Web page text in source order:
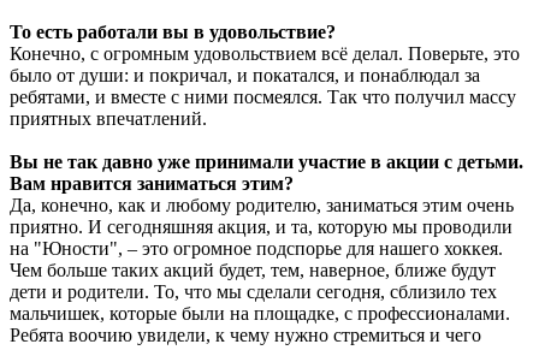
То есть работали вы в удовольствие?
Конечно, с огромным удовольствием всё делал. Поверьте, это
было от души: и покричал, и покатался, и понаблюдал за
ребятами, и вместе с ними посмеялся. Так что получил массу
приятных впечатлений.
Вы не так давно уже принимали участие в акции с детьми.
Вам нравится заниматься этим?
Да, конечно, как и любому родителю, заниматься этим очень
приятно. И сегодняшняя акция, и та, которую мы проводили
на "Юности", – это огромное подспорье для нашего хоккея.
Чем больше таких акций будет, тем, наверное, ближе будут
дети и родители. То, что мы сделали сегодня, сблизило тех
мальчишек, которые были на площадке, с профессионалами.
Ребята воочию увидели, к чему нужно стремиться и чего